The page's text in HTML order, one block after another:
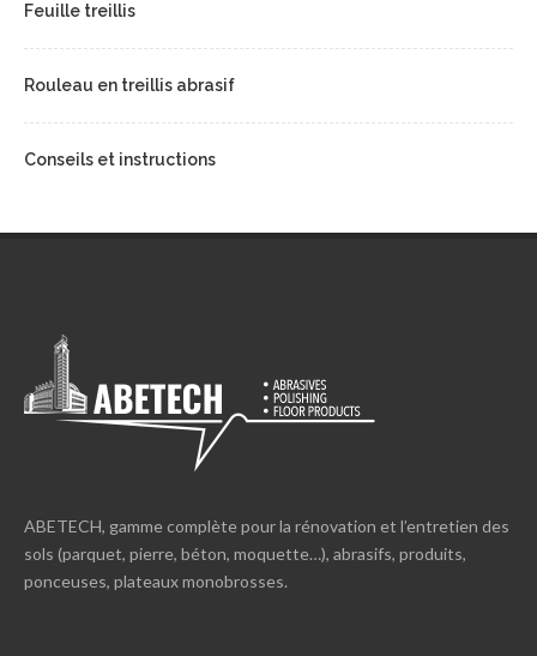
Feuille treillis
Rouleau en treillis abrasif
Conseils et instructions
ABETECH, gamme complète pour la rénovation et l’entretien des
sols (parquet, pierre, béton, moquette…), abrasifs, produits,
ponceuses, plateaux monobrosses.